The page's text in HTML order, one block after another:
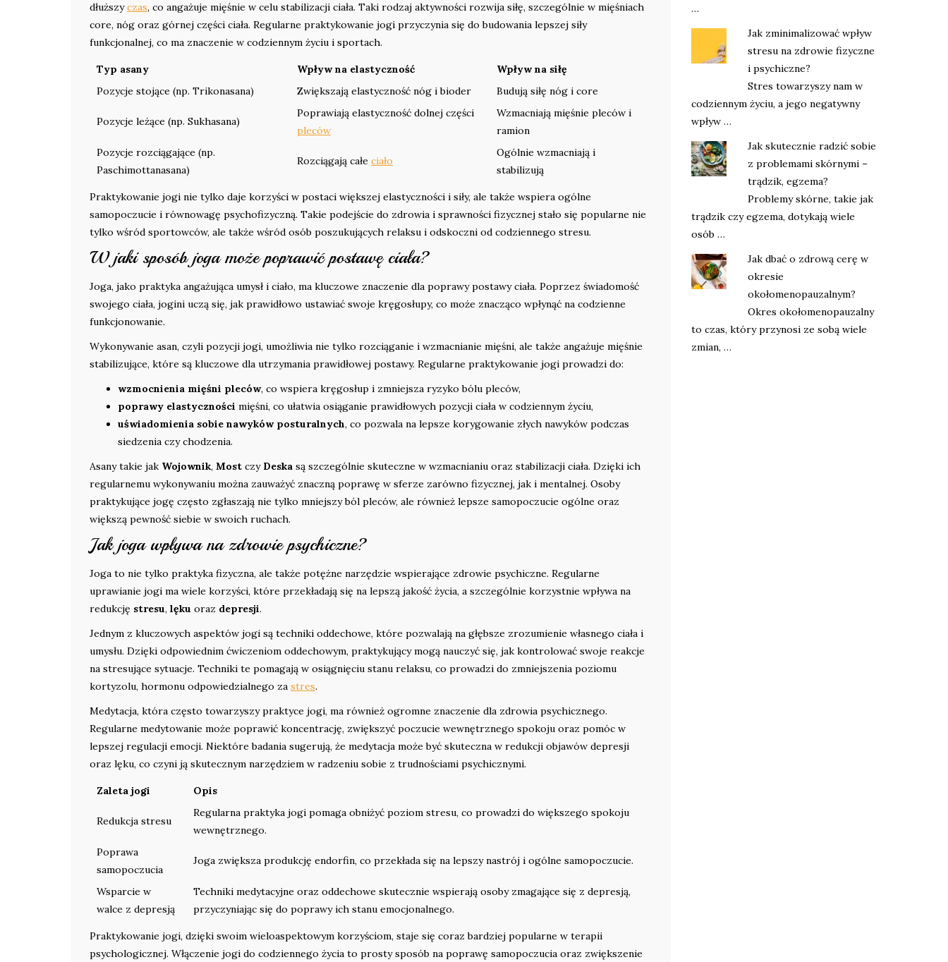
dłuższyczas, co angażuje mięśnie w celu stabilizacji ciała. Taki rodzaj aktywności rozwija siłę, szczególnie w mięśniach
core, nóg oraz górnej części ciała. Regularne praktykowanie jogi przyczynia się do budowania lepszej siły
funkcjonalnej, co ma znaczenie w codziennym życiu i sportach.
Typ asany Wpływ na elastyczność
Wpływ na siłę
Pozycje stojące (np. Trikonasana)
Zwiększają elastyczność nóg i bioder Budują siłę nóg i core
Pozycje leżące (np. Sukhasana)
Poprawiają elastyczność dolnej części
pleców
Wzmacniają mięśnie pleców i
ramion
Pozycje rozciągające (np.
Paschimottanasana)
Rozciągają całe ciało
Ogólnie wzmacniają i
stabilizują
Praktykowanie jogi nie tylko daje korzyści w postaci większej elastyczności i siły, ale także wspiera ogólne
samopoczucie i równowagę psychofizyczną. Takie podejście do zdrowia i sprawności fizycznej stało się popularne nie
tylko wśród sportowców, ale także wśród osób poszukujących relaksu i odskoczni od codziennego stresu.
W jaki sposób joga może poprawić postawę ciała?
Joga, jako praktyka angażująca umysł i ciało, ma kluczowe znaczenie dla poprawy postawy ciała. Poprzez świadomość
swojego ciała, jogini uczą się, jak prawidłowo ustawiać swoje kręgosłupy, co może znacząco wpłynąć na codzienne
funkcjonowanie.
Wykonywanie asan, czyli pozycji jogi, umożliwia nie tylko rozciąganie i wzmacnianie mięśni, ale także angażuje mięśnie
stabilizujące, które są kluczowe dla utrzymania prawidłowej postawy. Regularne praktykowanie jogi prowadzi do:
wzmocnienia mięśni pleców, co wspiera kręgosłup i zmniejsza ryzyko bólu pleców,
poprawy elastyczności mięśni, co ułatwia osiąganie prawidłowych pozycji ciała w codziennym życiu,
uświadomienia sobie nawyków posturalnych, co pozwala na lepsze korygowanie złych nawyków podczas
siedzenia czy chodzenia.
Asany takie jak Wojownik, Most czy Deska są szczególnie skuteczne w wzmacnianiu oraz stabilizacji ciała. Dzięki ich
regularnemu wykonywaniu można zauważyć znaczną poprawę w sferze zarówno fizycznej, jak i mentalnej. Osoby
praktykujące jogę często zgłaszają nie tylko mniejszy ból pleców, ale również lepsze samopoczucie ogólne oraz
większą pewność siebie w swoich ruchach.
Jak joga wpływa na zdrowie psychiczne?
Joga to nie tylko praktyka fizyczna, ale także potężne narzędzie wspierające zdrowie psychiczne. Regularne
uprawianie jogi ma wiele korzyści, które przekładają się na lepszą jakość życia, a szczególnie korzystnie wpływa na
redukcję stresu, lęku oraz depresji.
Jednym z kluczowych aspektów jogi są techniki oddechowe, które pozwalają na głębsze zrozumienie własnego ciała i
umysłu. Dzięki odpowiednim ćwiczeniom oddechowym, praktykujący mogą nauczyć się, jak kontrolować swoje reakcje
na stresujące sytuacje. Techniki te pomagają w osiągnięciu stanu relaksu, co prowadzi do zmniejszenia poziomu
kortyzolu, hormonu odpowiedzialnego za stres.
Medytacja, która często towarzyszy praktyce jogi, ma również ogromne znaczenie dla zdrowia psychicznego.
Regularne medytowanie może poprawić koncentrację, zwiększyć poczucie wewnętrznego spokoju oraz pomóc w
lepszej regulacji emocji. Niektóre badania sugerują, że medytacja może być skuteczna w redukcji objawów depresji
oraz lęku, co czyni ją skutecznym narzędziem w radzeniu sobie z trudnościami psychicznymi.
Zaleta jogi Opis
Redukcja stresu
Regularna praktyka jogi pomaga obniżyć poziom stresu, co prowadzi do większego spokoju
wewnętrznego.
Poprawa
samopoczucia
Joga zwiększa produkcję endorfin, co przekłada się na lepszy nastrój i ogólne samopoczucie.
Wsparcie w
walce z depresją
Techniki medytacyjne oraz oddechowe skutecznie wspierają osoby zmagające się z depresją,
przyczyniając się do poprawy ich stanu emocjonalnego.
Praktykowanie jogi, dzięki swoim wieloaspektowym korzyściom, staje się coraz bardziej popularne w terapii
psychologicznej. Włączenie jogi do codziennego życia to prosty sposób na poprawę samopoczucia oraz zwiększenie
…
Jak zminimalizować wpływ
stresu na zdrowie fizyczne
i psychiczne?
Stres towarzyszy nam w
codziennym życiu, a jego negatywny
wpływ …
Jak skutecznie radzić sobie
z problemami skórnymi –
trądzik, egzema?
Problemy skórne, takie jak
trądzik czy egzema, dotykają wiele
osób …
Jak dbać o zdrową cerę w
okresie
okołomenopauzalnym?
Okres okołomenopauzalny
to czas, który przynosi ze sobą wiele
zmian, …